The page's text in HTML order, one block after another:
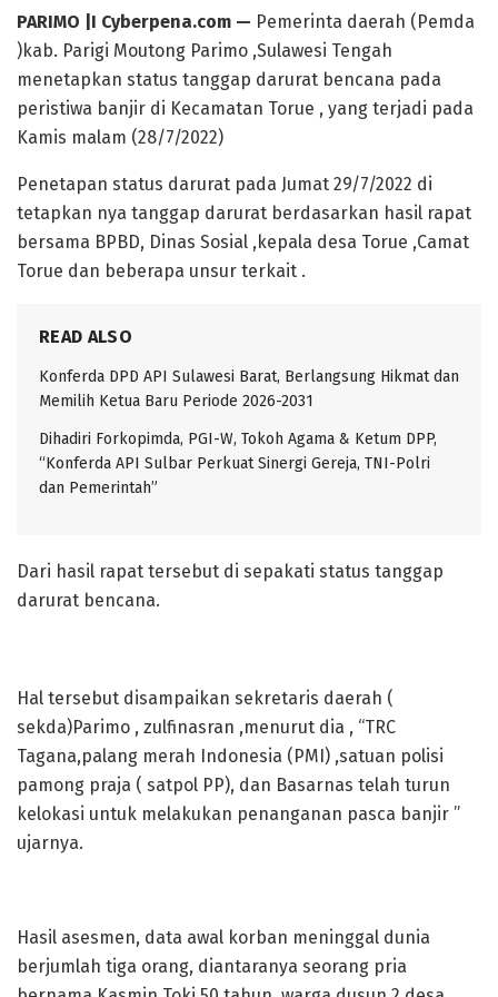
PARIMO |I Cyberpena.com — Pemerinta daerah (Pemda
)kab. Parigi Moutong Parimo ,Sulawesi Tengah
menetapkan status tanggap darurat bencana pada
peristiwa banjir di Kecamatan Torue , yang terjadi pada
Kamis malam (28/7/2022)
Penetapan status darurat pada Jumat 29/7/2022 di
tetapkan nya tanggap darurat berdasarkan hasil rapat
bersama BPBD, Dinas Sosial ,kepala desa Torue ,Camat
Torue dan beberapa unsur terkait .
READ ALSO
Konferda DPD API Sulawesi Barat, Berlangsung Hikmat dan
Memilih Ketua Baru Periode 2026-2031
Dihadiri Forkopimda, PGI-W, Tokoh Agama & Ketum DPP,
“Konferda API Sulbar Perkuat Sinergi Gereja, TNI-Polri
dan Pemerintah”
Dari hasil rapat tersebut di sepakati status tanggap
darurat bencana.
Hal tersebut disampaikan sekretaris daerah (
sekda)Parimo , zulfinasran ,menurut dia , “TRC
Tagana,palang merah Indonesia (PMI) ,satuan polisi
pamong praja ( satpol PP), dan Basarnas telah turun
kelokasi untuk melakukan penanganan pasca banjir ”
ujarnya.
Hasil asesmen, data awal korban meninggal dunia
berjumlah tiga orang, diantaranya seorang pria